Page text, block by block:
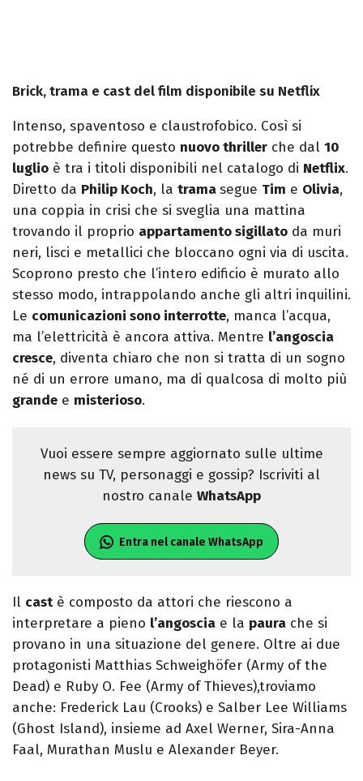
Brick, trama e cast del film disponibile su Netflix
Intenso, spaventoso e claustrofobico. Così si
potrebbe definire questo nuovo thriller che dal 10
luglio è tra i titoli disponibili nel catalogo di Netflix.
Diretto da Philip Koch, la tramasegue Tim e Olivia,
una coppia in crisi che si sveglia una mattina
trovando il proprio appartamento sigillato da muri
neri, lisci e metallici che bloccano ogni via di uscita.
Scoprono presto che l’intero edificio è murato allo
stesso modo, intrappolando anche gli altri inquilini.
Le comunicazioni sono interrotte, manca l’acqua,
ma l’elettricità è ancora attiva. Mentre l’angoscia
cresce, diventa chiaro che non si tratta di un sogno
né di un errore umano, ma di qualcosa di molto più
grande e misterioso.
Vuoi essere sempre aggiornato sulle ultime
news su TV, personaggi e gossip? Iscriviti al
nostro canale WhatsApp
Entra nel canale WhatsApp
Il castè composto da attori che riescono a
interpretare a pieno l’angoscia e la paura che si
provano in una situazione del genere. Oltre ai due
protagonisti Matthias Schweighöfer (Army of the
Dead) e Ruby O. Fee (Army of Thieves),troviamo
anche: Frederick Lau (Crooks) e Salber Lee Williams
(Ghost Island), insieme ad Axel Werner, Sira-Anna
Faal, Murathan Muslu e Alexander Beyer.